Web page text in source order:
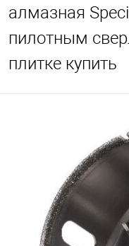
алмазная
пилотным
плитке купить